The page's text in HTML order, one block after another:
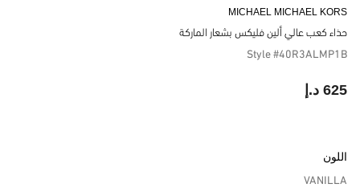
MICHAEL MICHAEL KORS
حذاء كعب عالي ألين فليكس بشعار الماركة
Style #40R3ALMP1B
625 د.إ
اللون
VANILLA